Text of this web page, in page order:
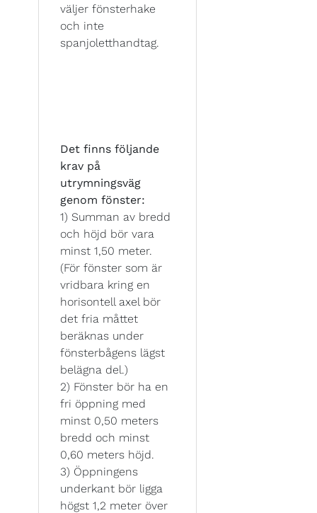
väljer fönsterhake
och inte
spanjoletthandtag.
Det finns följande
krav på
utrymningsväg
genom fönster:
1) Summan av bredd
och höjd bör vara
minst 1,50 meter.
(För fönster som är
vridbara kring en
horisontell axel bör
det fria måttet
beräknas under
fönsterbågens lägst
belägna del.)
2) Fönster bör ha en
fri öppning med
minst 0,50 meters
bredd och minst
0,60 meters höjd.
3) Öppningens
underkant bör ligga
högst 1,2 meter över